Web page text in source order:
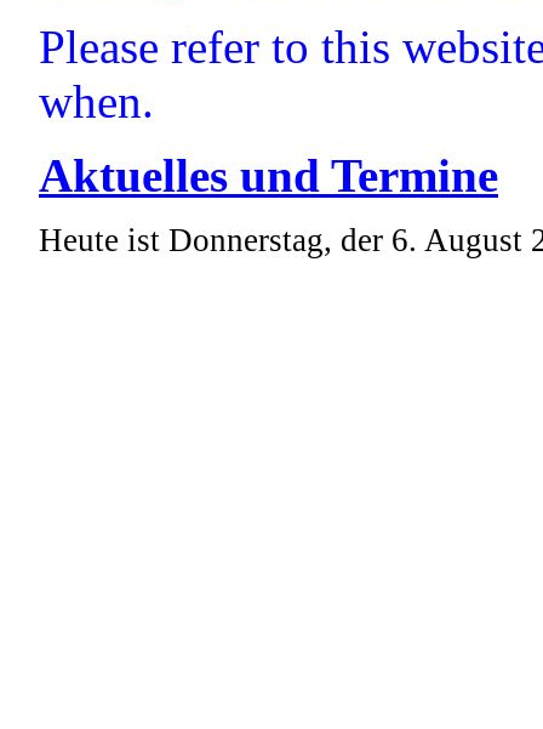
Please refer to this
when.
Aktuelles und Termine
Heute ist Donnerstag, der 6. August